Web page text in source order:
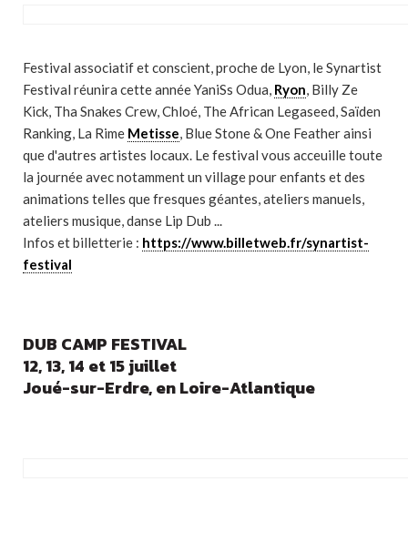
Festival associatif et conscient, proche de Lyon, le Synartist
Festival réunira cette année YaniSs Odua, Ryon, Billy Ze
Kick, Tha Snakes Crew, Chloé, The African Legaseed, Saïden
Ranking, La Rime Metisse, Blue Stone & One Feather ainsi
que d'autres artistes locaux. Le festival vous acceuille toute
la journée avec notamment un village pour enfants et des
animations telles que fresques géantes, ateliers manuels,
ateliers musique, danse Lip Dub ...
Infos et billetterie : https://www.billetweb.fr/synartist-
festival
DUB CAMP FESTIVAL
12, 13, 14 et 15 juillet
Joué-sur-Erdre, en Loire-Atlantique